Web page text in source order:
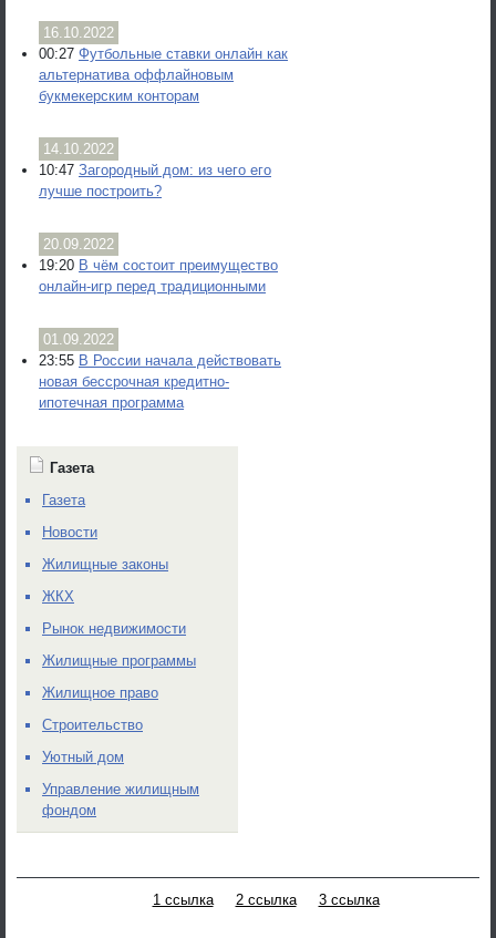
16.10.2022
00:27 Футбольные ставки онлайн как
альтернатива оффлайновым
букмекерским конторам
14.10.2022
10:47 Загородный дом: из чего его
лучше построить?
20.09.2022
19:20 В чём состоит преимущество
онлайн-игр перед традиционными
01.09.2022
23:55 В России начала действовать
новая бессрочная кредитно-
ипотечная программа
Газета
Газета
Новости
Жилищные законы
ЖКХ
Рынок недвижимости
Жилищные программы
Жилищное право
Строительство
Уютный дом
Управление жилищным
фондом
1 ссылка 2 ссылка 3 ссылка